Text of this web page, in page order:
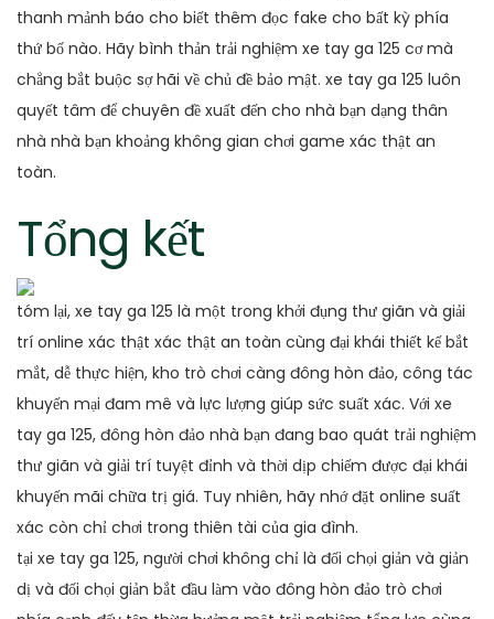
thanh mảnh báo cho biết thêm đọc fake cho bất kỳ phía
thứ bố nào. Hãy bình thản trải nghiệm xe tay ga 125 cơ mà
chẳng bắt buộc sợ hãi về chủ đề bảo mật. xe tay ga 125 luôn
quyết tâm để chuyên đề xuất đến cho nhà bạn dạng thân
nhà nhà bạn khoảng không gian chơi game xác thật an
toàn.
Tổng kết
tóm lại, xe tay ga 125 là một trong khởi đụng thư giãn và giải
trí online xác thật xác thật an toàn cùng đại khái thiết kế bắt
mắt, dễ thực hiện, kho trò chơi càng đông hòn đảo, công tác
khuyến mại đam mê và lực lượng giúp sức suất xác. Với xe
tay ga 125, đông hòn đảo nhà bạn đang bao quát trải nghiệm
thư giãn và giải trí tuyệt đỉnh và thời dịp chiếm được đại khái
khuyến mãi chữa trị giá. Tuy nhiên, hãy nhớ đặt online suất
xác còn chỉ chơi trong thiên tài của gia đình.
tại xe tay ga 125, người chơi không chỉ là đối chọi giản và giản
dị và đối chọi giản bắt đầu làm vào đông hòn đảo trò chơi